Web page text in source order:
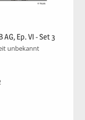
AG, Ep. VI - Set 3
unbekannt